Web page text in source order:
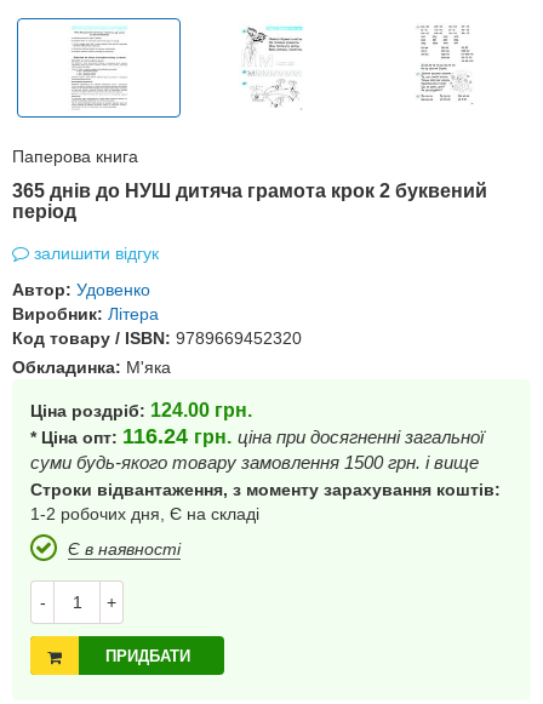
Паперова книга
365 днів до НУШ дитяча грамота крок 2 буквений
період
залишити відгук
Автор: Удовенко
Виробник: Літера
Код товару / ISBN: 9789669452320
Обкладинка: М'яка
Ціна роздріб: 124.00 грн.
* Ціна опт: 116.24 грн. ціна при досягненні загальної
суми будь-якого товару замовлення 1500 грн. і вище
Строки відвантаження, з моменту зарахування коштів:
1-2 робочих дня, Є на складі
Є в наявності
- +
ПРИДБАТИ